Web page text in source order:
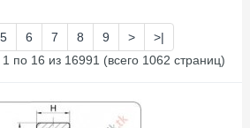
5 6 7 8 9 >
>|
по 16 из 16991 (всего 1062 страниц)